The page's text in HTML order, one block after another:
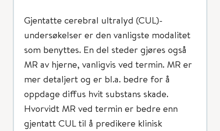
Gjentatte cerebral ultralyd (CUL)-
undersøkelser er den vanligste modalitet
som benyttes. En del steder gjøres også
MR av hjerne, vanligvis ved termin. MR er
mer detaljert og er bl.a. bedre for å
oppdage diffus hvit substans skade.
Hvorvidt MR ved termin er bedre enn
gjentatt CUL til å predikere klinisk